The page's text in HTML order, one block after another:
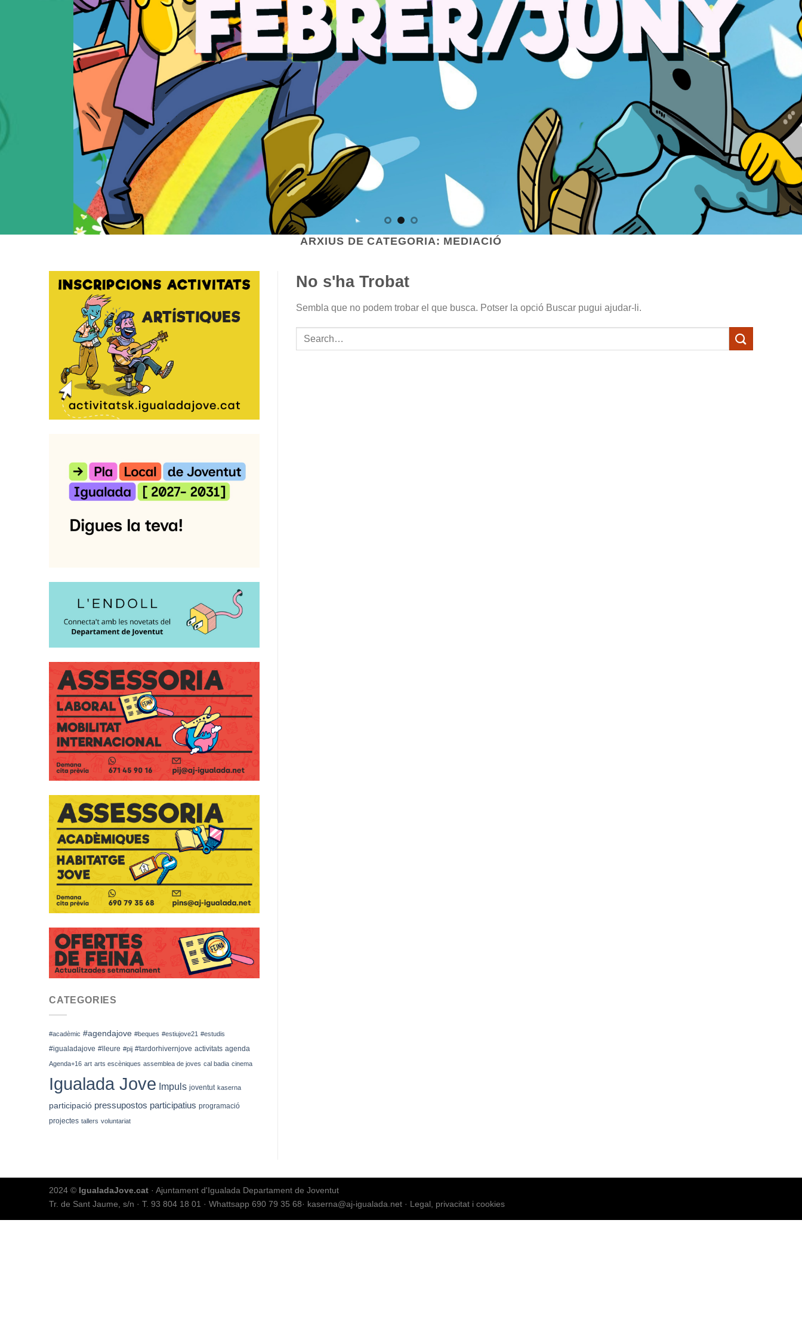
ARXIUS DE CATEGORIA: MEDIACIÓ
CATEGORIES
#acadèmic #agendajove #beques #estiujove21 #estudis
#igualadajove #lleure #pij #tardorhivernjove activitats agenda
Agenda+16 art arts escèniques assemblea de joves cal badia cinema
Igualada Jove Impuls joventut kaserna
participació pressupostos participatius programació
projectes tallers voluntariat
No s'ha Trobat
Sembla que no podem trobar el que busca. Potser la opció Buscar pugui ajudar-li.
2024 © IgualadaJove.cat · Ajuntament d'Igualada Departament de Joventut
Tr. de Sant Jaume, s/n · T. 93 804 18 01 · Whattsapp 690 79 35 68· kaserna@aj-igualada.net · Legal, privacitat i cookies